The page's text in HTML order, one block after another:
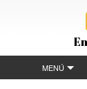
MENÚ